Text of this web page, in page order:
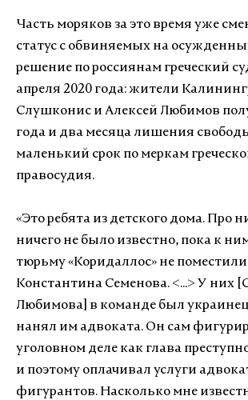
Часть моряков за это время уже
статус с обвиняемых на
решение по россиянам греческий
апреля 2020 года: жители
Слушконис и Алексей Любимов
года и два месяца лишения
маленький срок по меркам
правосудия.
«Это ребята из детского дома. Про
ничего не было известно, пока к
тюрьму «Коридаллос» не
Константина Семенова. <...> У них
Любимова] в команде был
нанял им адвоката. Он сам
уголовном деле как глава
и поэтому оплачивал услуги
фигурантов. Насколько мне